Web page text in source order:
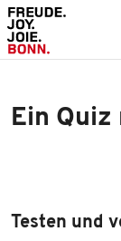
Direkt zum Inhalt
Ein Quiz
Testen und